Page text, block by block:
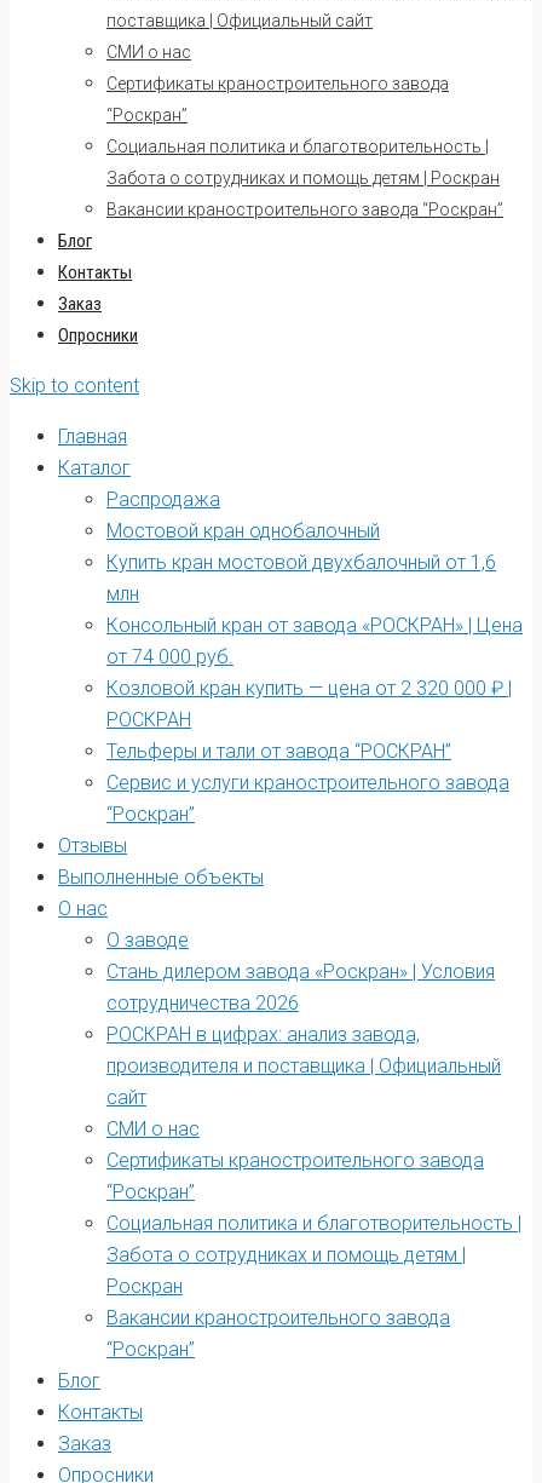
поставщика | Официальный сайт
СМИ о нас
Сертификаты краностроительного завода
“Роскран”
Социальная политика и благотворительность |
Забота о сотрудниках и помощь детям | Роскран
Вакансии краностроительного завода “Роскран”
Блог
Контакты
Заказ
Опросники
Skip to content
Главная
Каталог
Распродажа
Мостовой кран однобалочный
Купить кран мостовой двухбалочный от 1,6
млн
Консольный кран от завода «РОСКРАН» | Цена
от 74 000 руб.
Козловой кран купить — цена от 2 320 000 ₽ |
РОСКРАН
Тельферы и тали от завода “РОСКРАН”
Сервис и услуги краностроительного завода
“Роскран”
Отзывы
Выполненные объекты
О нас
О заводе
Стань дилером завода «Роскран» | Условия
сотрудничества 2026
РОСКРАН в цифрах: анализ завода,
производителя и поставщика | Официальный
сайт
СМИ о нас
Сертификаты краностроительного завода
“Роскран”
Социальная политика и благотворительность |
Забота о сотрудниках и помощь детям |
Роскран
Вакансии краностроительного завода
“Роскран”
Блог
Контакты
Заказ
Опросники